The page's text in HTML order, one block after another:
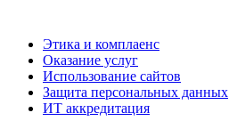
Этика и комплаенс
Оказание услуг
Использование сайтов
Защита персональных данных
ИТ аккредитация